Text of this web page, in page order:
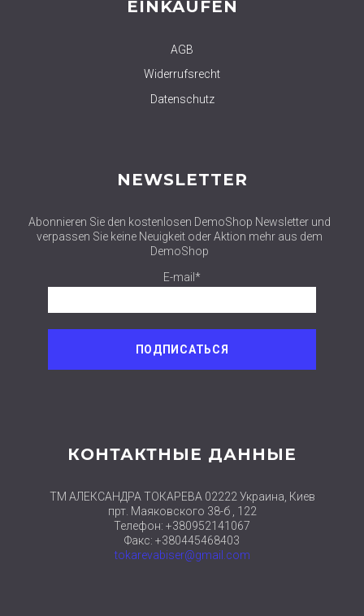
EINKAUFEN
AGB
Widerrufsrecht
Datenschutz
NEWSLETTER
Abonnieren Sie den kostenlosen DemoShop Newsletter und
verpassen Sie keine Neuigkeit oder Aktion mehr aus dem
DemoShop
E-mail*
КОНТАКТНЫЕ ДАННЫЕ
ТМ АЛЕКСАНДРА ТОКАРЕВА 02222 Украина, Киев
прт. Маяковского 38-б , 122
Телефон: +380952141067
Факс: +380445468403
tokarevabiser@gmail.com